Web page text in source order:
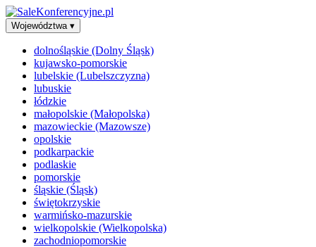
Województwa ▾
dolnośląskie (Dolny Śląsk)
kujawsko-pomorskie
lubelskie (Lubelszczyzna)
lubuskie
łódzkie
małopolskie (Małopolska)
mazowieckie (Mazowsze)
opolskie
podkarpackie
podlaskie
pomorskie
śląskie (Śląsk)
świętokrzyskie
warmińsko-mazurskie
wielkopolskie (Wielkopolska)
zachodniopomorskie